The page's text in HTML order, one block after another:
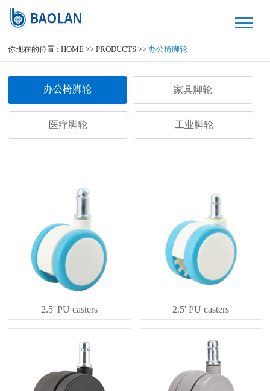
你现在的位置 :HOME >>PRODUCTS >> 办公椅脚轮
办公椅脚轮 家具脚轮
医疗脚轮 工业脚轮
2.5' PU casters 2.5' PU casters